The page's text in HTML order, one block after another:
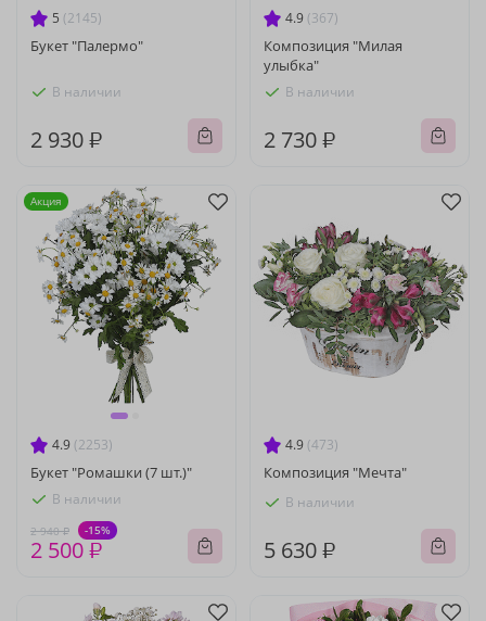
5 (2145)
Букет "Палермо"
В наличии
2 930 ₽
4.9 (367)
Композиция "Милая
улыбка"
В наличии
2 730 ₽
4.9 (2253)
Букет "Ромашки (7 шт.)"
В наличии
2 940 ₽ -15%
2 500 ₽
Акция
4.9 (473)
Композиция "Мечта"
В наличии
5 630 ₽